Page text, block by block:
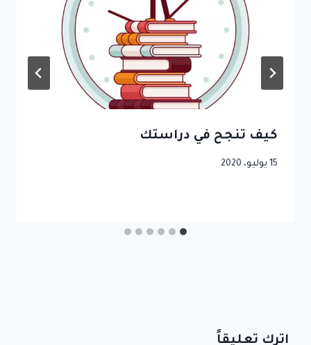
كيف تنجح في دراستك
15 يوليو، 2020
اترك تعليقاً